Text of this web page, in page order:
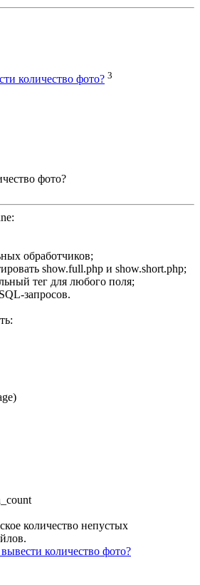
количество фото? 3
фото?
обработчиков;
show.full.php и show.short.php;
тег для любого поля;
запросов.
количество непустых
количество фото?